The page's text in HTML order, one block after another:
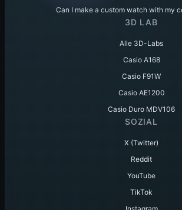
Can I make a custom watch with my
3D LAB
Alle 3D-Labs
Casio A168
Casio F91W
Casio AE1200
Casio Duro MDV106
SOZIAL
X (Twitter)
Reddit
YouTube
TikTok